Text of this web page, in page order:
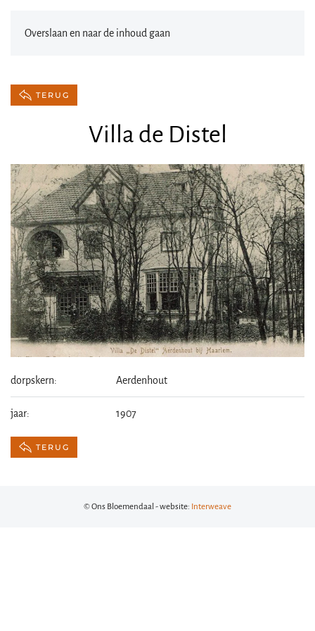
Overslaan en naar de inhoud gaan
TERUG
Villa de Distel
dorpskern: Aerdenhout
jaar: 1907
TERUG
© Ons Bloemendaal - website: Interweave